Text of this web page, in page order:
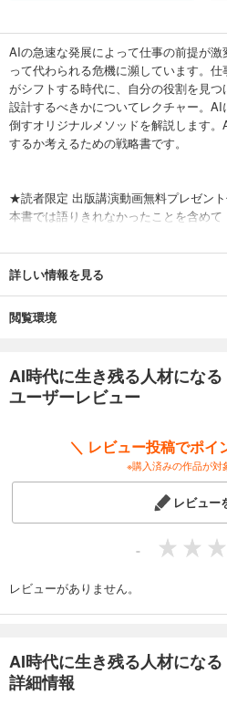
AIの急速な発展によって仕事の前提が
って代わられる危機に瀕しています。
がシフトする時代に、自分の役割を見
設計するべきかについてレクチャー。
倒すオリジナルメソッドを解説します
するか考えるための戦略書です。
★読者限定 出版講演動画無料プレゼン
本書では語りきれなかったことを含めて
※特典の配布は予告なく終了することが
ださい。
【目次】
第2章 未定義から仕事を生む「問題解決
第4章 役割を設計する――「ない」仕事
終章 マツダミヒロ式 AI時代に自分らし
質問家・作家。現在はフランス・パリ
われないビジネススタイルで、「自分ら
まな事業を展開している。著書は国内
ド「魔法の質問」を開発。現在、国内
ーが活動している。メールマガジンの
はNHKでも紹介された「魔法の質問 学
詳しい情報を見る
閲覧環境
AI時代に生き残る人材にな
ユーザーレビュー
＼ レビュー投稿でポイ
※購入済みの作品が対
レビュー
-
レビューがありません。
AI時代に生き残る人材にな
詳細情報